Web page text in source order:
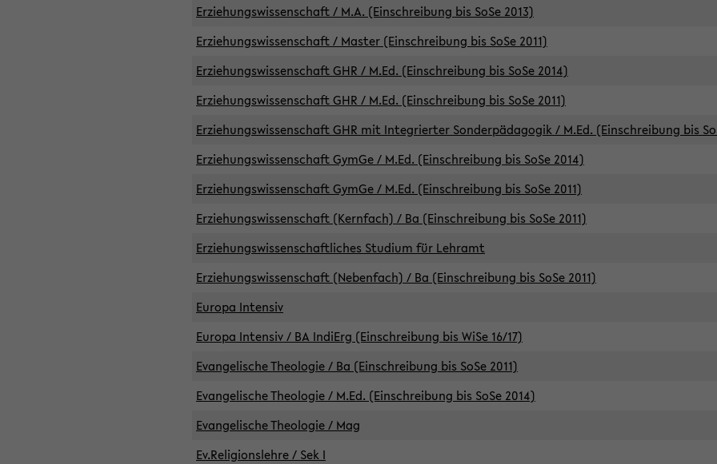
Erziehungswissenschaft / M.A. (Einschreibung bis SoSe 2013)
Erziehungswissenschaft / Master (Einschreibung bis SoSe 2011)
Erziehungswissenschaft GHR / M.Ed. (Einschreibung bis SoSe 2014)
Erziehungswissenschaft GHR / M.Ed. (Einschreibung bis SoSe 2011)
Erziehungswissenschaft GHR mit Integrierter Sonderpädagogik / M.Ed. (Einschreibung bis
Erziehungswissenschaft GymGe / M.Ed. (Einschreibung bis SoSe 2014)
Erziehungswissenschaft GymGe / M.Ed. (Einschreibung bis SoSe 2011)
Erziehungswissenschaft (Kernfach) / Ba (Einschreibung bis SoSe 2011)
Erziehungswissenschaftliches Studium für Lehramt
Erziehungswissenschaft (Nebenfach) / Ba (Einschreibung bis SoSe 2011)
Europa Intensiv
Europa Intensiv / BA IndiErg (Einschreibung bis WiSe 16/17)
Evangelische Theologie / Ba (Einschreibung bis SoSe 2011)
Evangelische Theologie / M.Ed. (Einschreibung bis SoSe 2014)
Evangelische Theologie / Mag
Ev.Religionslehre / Sek I